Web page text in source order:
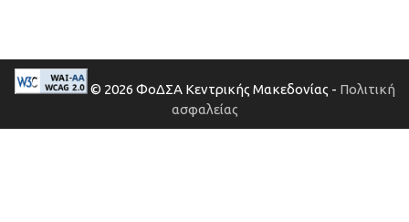
© 2026 ΦοΔΣΑ Κεντρικής Μακεδονίας - Πολιτική
ασφαλείας